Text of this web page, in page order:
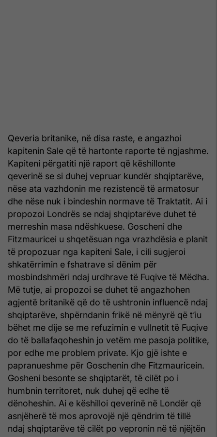
Qeveria britanike, në disa raste, e angazhoi
kapitenin Sale që të hartonte raporte të ngjashme.
Kapiteni përgatiti një raport që këshillonte
qeverinë se si duhej vepruar kundër shqiptarëve,
nëse ata vazhdonin me rezistencë të armatosur
dhe nëse nuk i bindeshin normave të Traktatit. Ai i
propozoi Londrës se ndaj shqiptarëve duhet të
merreshin masa ndëshkuese. Goscheni dhe
Fitzmauricei u shqetësuan nga vrazhdësia e planit
të propozuar nga kapiteni Sale, i cili sugjeroi
shkatërrimin e fshatrave si dënim për
mosbindshmëri ndaj urdhrave të Fuqive të Mëdha.
Më tutje, ai propozoi se duhet të angazhohen
agjentë britanikë që do të ushtronin influencë ndaj
shqiptarëve, shpërndanin frikë në mënyrë që t’iu
bëhet me dije se me refuzimin e vullnetit të Fuqive
do të ballafaqoheshin jo vetëm me pasoja politike,
por edhe me problem private. Kjo gjë ishte e
papranueshme për Goschenin dhe Fitzmauricein.
Gosheni besonte se shqiptarët, të cilët po i
humbnin territoret, nuk duhej që edhe të
dënoheshin. Ai e këshilloi qeverinë në Londër që
asnjëherë të mos aprovojë një qëndrim të tillë
ndaj shqiptarëve të cilët po vepronin në të njëjtën